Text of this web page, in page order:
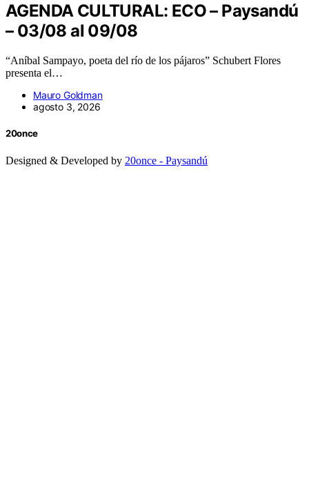
AGENDA CULTURAL: ECO – Paysandú
– 03/08 al 09/08
“Aníbal Sampayo, poeta del río de los pájaros” Schubert Flores
presenta el…
Mauro Goldman
agosto 3, 2026
20once
Designed & Developed by 20once - Paysandú